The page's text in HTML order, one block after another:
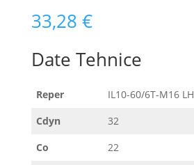
33,28 €
Date Tehnice
Reper
IL10-60/6T-M16 LH
Cdyn
32
Co
22